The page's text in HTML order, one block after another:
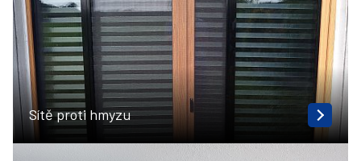
Sítě proti hmyzu